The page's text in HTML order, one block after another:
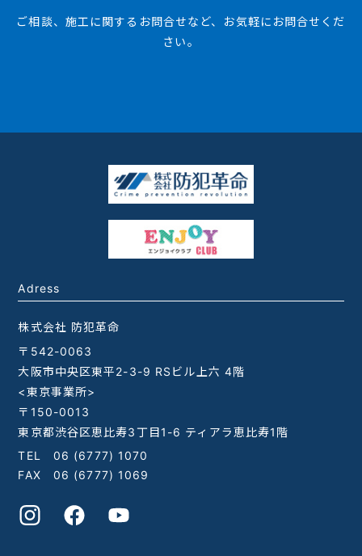
ご相談、施工に関するお問合せなど、お気軽にお問合せくだ
さい。
Adress
株式会社 防犯革命
〒542-0063
大阪市中央区東平2-3-9 RSビル上六 4階
<東京事業所>
〒150-0013
東京都渋谷区恵比寿3丁目1-6 ティアラ恵比寿1階
TEL 06 (6777) 1070
FAX 06 (6777) 1069